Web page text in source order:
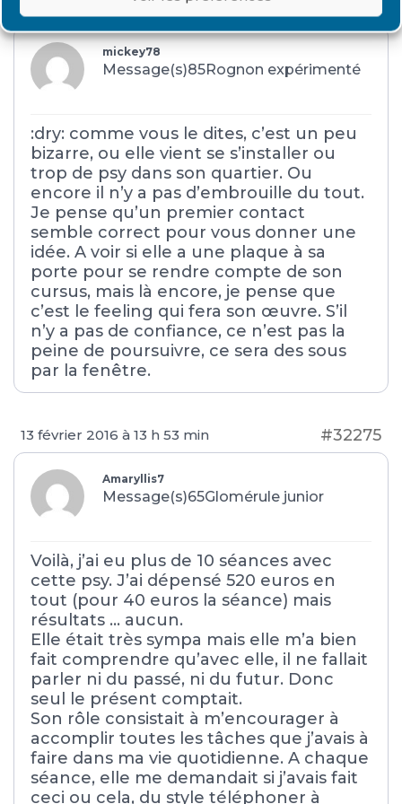
13 septembre 2015 à 2 h 52 min
mickey78
Message(s)85Rognon expérimenté
:dry: comme vous le dites, c’est un peu
bizarre, ou elle vient se s’installer ou
trop de psy dans son quartier. Ou
encore il n’y a pas d’embrouille du tout.
Je pense qu’un premier contact
semble correct pour vous donner une
idée. A voir si elle a une plaque à sa
porte pour se rendre compte de son
cursus, mais là encore, je pense que
c’est le feeling qui fera son œuvre. S’il
n’y a pas de confiance, ce n’est pas la
peine de poursuivre, ce sera des sous
par la fenêtre.
13 février 2016 à 13 h 53 min #32275
Amaryllis7
Message(s)65Glomérule junior
Voilà, j’ai eu plus de 10 séances avec
cette psy. J’ai dépensé 520 euros en
tout (pour 40 euros la séance) mais
résultats … aucun.
Elle était très sympa mais elle m’a bien
fait comprendre qu’avec elle, il ne fallait
parler ni du passé, ni du futur. Donc
seul le présent comptait.
Son rôle consistait à m’encourager à
accomplir toutes les tâches que j’avais à
faire dans ma vie quotidienne. A chaque
séance, elle me demandait si j’avais fait
ceci ou cela, du style téléphoner à